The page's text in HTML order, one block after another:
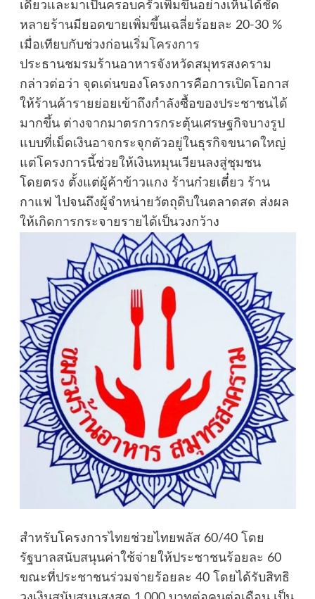
เดียวและมาเป็นครอบครัวเพิ่มขึ้นอย่างเห็นได้ชัด
หลายร้านมียอดขายเพิ่มขึ้นเฉลี่ยร้อยละ 20-30 %
เมื่อเทียบกับช่วงก่อนเริ่มโครงการ
ประธานชมรมร้านอาหารจังหวัดสมุทรสงคราม
กล่าวต่อว่า จุดเด่นของโครงการคือการเปิดโอกาส
ให้ร้านค้ารายย่อยเข้าถึงกำลังซื้อของประชาชนได้
มากขึ้น ต่างจากมาตรการกระตุ้นเศรษฐกิจบางรูป
แบบที่เม็ดเงินอาจกระจุกตัวอยู่ในธุรกิจขนาดใหญ่
แต่โครงการนี้ช่วยให้เงินหมุนเวียนลงสู่ชุมชน
โดยตรง ตั้งแต่ผู้ค้าข้าวแกง ร้านก๋วยเตี๋ยว ร้าน
กาแฟ ไปจนถึงผู้จำหน่ายวัตถุดิบในตลาดสด ส่งผล
ให้เกิดการกระจายรายได้เป็นวงกว้าง
สำหรับโครงการไทยช่วยไทยพลัส 60/40 โดย
รัฐบาลสนับสนุนค่าใช้จ่ายให้ประชาชนร้อยละ 60
ขณะที่ประชาชนร่วมจ่ายร้อยละ 40 โดยได้รับสิทธิ